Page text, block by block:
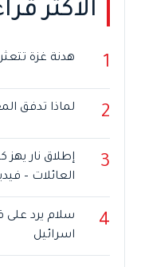
الأكثر
1 هدنة غزة
2 لماذا تدفق
3
إطلاق نار يهز
العائلات –
4
سلام يرد
اسرائيل